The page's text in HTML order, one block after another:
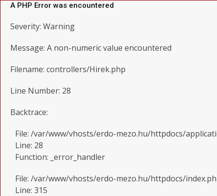
A PHP Error was encountered
Severity: Warning
Message: A non-numeric value encountered
Filename: controllers/Hirek.php
Line Number: 28
Backtrace:
File: /var/www/vhosts/erdo-mezo.hu/httpdocs/
Line: 28
Function: _error_handler
File: /var/www/vhosts/erdo-mezo.hu/httpdocs/
Line: 315